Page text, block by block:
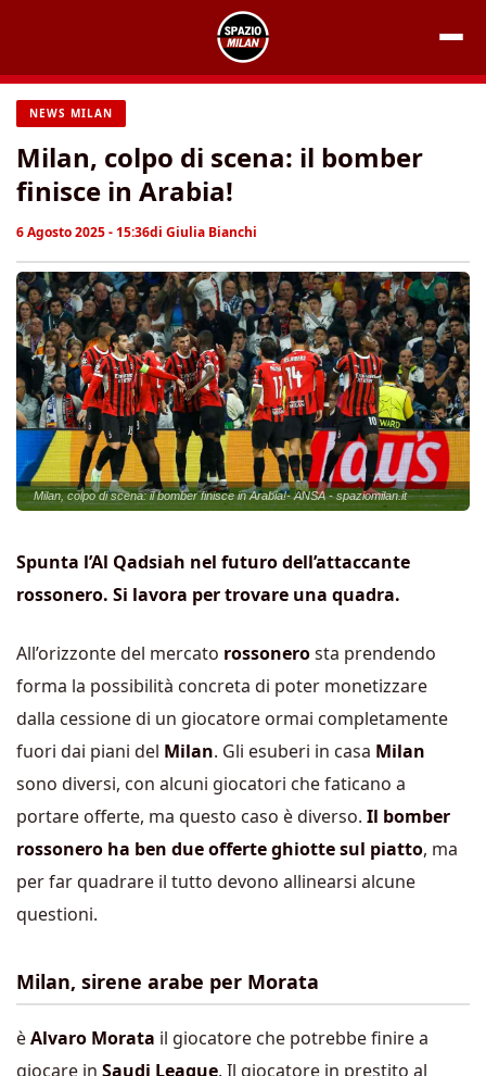
contenuto
NEWS MILAN
Milan, colpo di scena: il bomber
finisce in Arabia!
6 Agosto 2025 - 15:36di Giulia Bianchi
Milan, colpo di scena: il bomber finisce in Arabia!- ANSA - spaziomilan.it
Spunta l’Al Qadsiah nel futuro dell’attaccante
rossonero. Si lavora per trovare una quadra.
All’orizzonte del mercato rossonerosta prendendo
forma la possibilità concreta di poter monetizzare
dalla cessione di un giocatore ormai completamente
fuori dai piani del Milan. Gli esuberi in casa Milan
sono diversi, con alcuni giocatori che faticano a
portare offerte, ma questo caso è diverso. Il bomber
rossonero ha ben due offerte ghiotte sul piatto, ma
per far quadrare il tutto devono allinearsi alcune
questioni.
Milan, sirene arabe per Morata
èAlvaro Morata il giocatore che potrebbe finire a
giocare in Saudi League. Il giocatore in prestito al